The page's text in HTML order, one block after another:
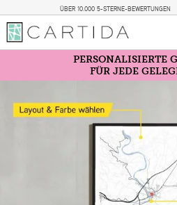
ÜBER 10.000 5-STERNE-BEWERTUNGEN
PERSONALISIERTE
FÜR JEDE